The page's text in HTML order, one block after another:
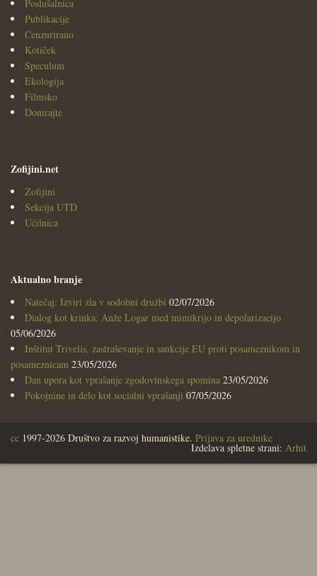
Poslušalnica
Publikacije
Cenzurirano
Kotiček
Speculum
Ekologija
Filmsko
Donirajte
Zofijini.net
Zofijini
Sekcija UTD
Učilnica
Aktualno branje
Natečaj: Izviri zla v sodobni družbi 02/07/2026
Dialog kot krinka: Anže Logar med mimikrijo in depolarizacijo
05/06/2026
Inštitut Trivelis, zastraševanje in sankcije EU proti posameznikom in
posameznicam 23/05/2026
Dan upora kot vprašanje zgodovinskega spomina 23/05/2026
Pokojnine in delo kot socialni vprašanji 07/05/2026
cc 1997-2026 Društvo za razvoj humanistike. Prijava za urednike
Izdelava spletne strani: Arhit